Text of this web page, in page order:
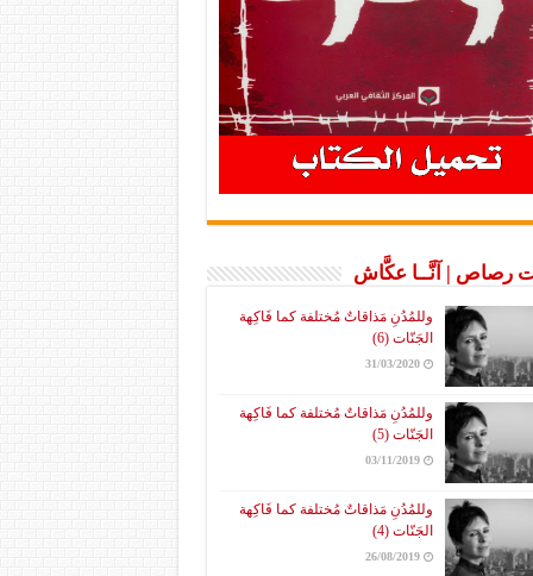
رصاص | آنَّــا عكَّاش
وللمُدُنِ مَذاقاتٌ مُختلفة كما فَاكِهة
الجَنّات (6)
31/03/2020
وللمُدُنِ مَذاقاتٌ مُختلفة كما فَاكِهة
الجَنّات (5)
03/11/2019
وللمُدُنِ مَذاقاتٌ مُختلفة كما فَاكِهة
الجَنّات (4)
26/08/2019